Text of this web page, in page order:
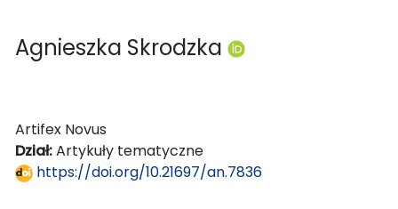
Agnieszka Skrodzka
Artifex Novus
Dział:Artykuły tematyczne
https://doi.org/10.21697/an.7836